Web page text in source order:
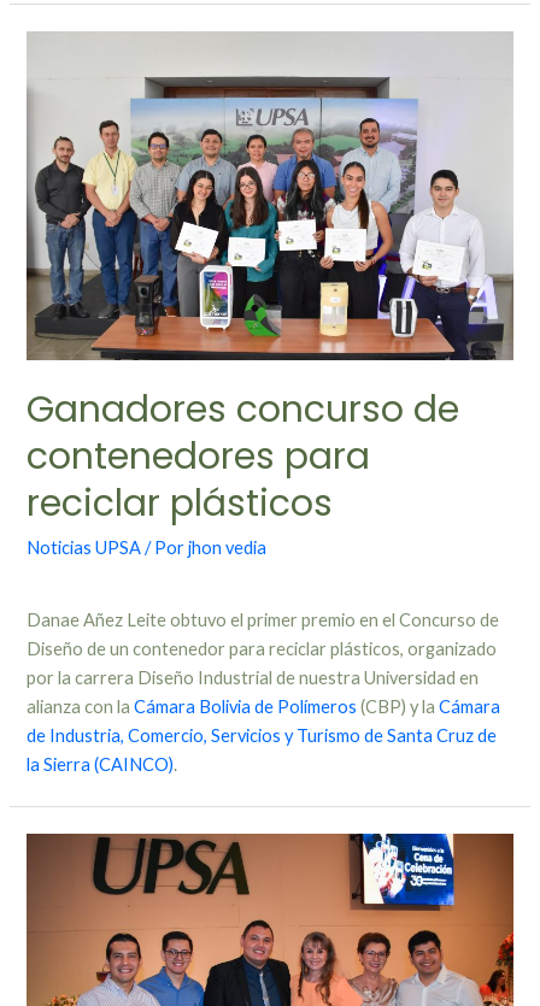
Ganadores concurso de
contenedores para
reciclar plásticos
Noticias UPSA/ Porjhon vedia
Danae Añez Leite obtuvo el primer premio en el Concurso de
Diseño de un contenedor para reciclar plásticos, organizado
por la carrera Diseño Industrial de nuestra Universidad en
alianza con laCámara Bolivia de Polímeros (CBP) y laCámara
de Industria, Comercio, Servicios y Turismo de Santa Cruz de
la Sierra (CAINCO).